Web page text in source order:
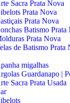
Sacra Prata Nova
Prata Nova
Prata Nova
Batismo Prata
Prata Nova
de Batismo Prata
migalhas
Guardanapo |
Sacra Prata Usada